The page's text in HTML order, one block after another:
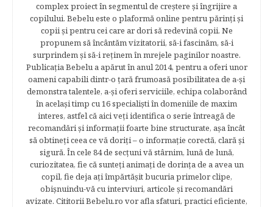
complex proiect în segmentul de creştere şi îngrijire a
copilului. Bebelu este o plaformă online pentru părinţi şi
copii şi pentru cei care ar dori să redevină copii. Ne
propunem să încântăm vizitatorii, să-i fascinăm, să-i
surprindem şi să-i reţinem în mrejele paginilor noastre.​
Publicația Bebelu a apărut în anul 2014, pentru a oferi unor
oameni capabili dintr-o ţară frumoasă posibilitatea de a-şi
demonstra talentele, a-şi oferi serviciile, echipa colaborând
în acelaşi timp cu 16 specialişti în domeniile de maxim
interes, astfel că aici veţi identifica o serie întreagă de
recomandări şi informaţii foarte bine structurate, aşa încât
să obtineţi ceea ce vă doriţi – o informaţie corectă, clară şi
sigură. În cele 84 de secțuni vă stârnim, lună de lună,
curiozitatea, fie că sunteţi animaţi de dorinţa de a avea un
copil, fie deja aţi împărtăşit bucuria primelor clipe,
obişnuindu-vă cu interviuri, articole şi recomandări
avizate. Cititorii Bebelu.ro vor afla sfaturi, practici eficiente,